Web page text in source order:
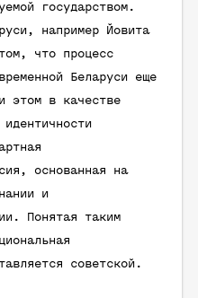
государством.
например Йовита
что процесс
Беларуси еще
этом в качестве
основанная на
и
Понятая таким
советской.